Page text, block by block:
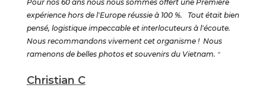
Pour nos 60 ans nous nous sommes offert une Première
expérience hors de l'Europe réussie à 100 %. Tout était bien
pensé, logistique impeccable et interlocuteurs à l'écoute.
Nous recommandons vivement cet organisme ! Nous
ramenons de belles photos et souvenirs du Vietnam. "
Christian C